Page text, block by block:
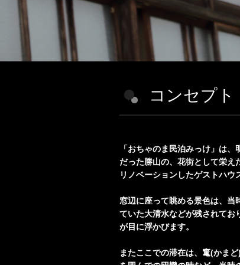
コンセプト
「おちゃのま民泊みっけ」は
だった勝山の、花街として栄え
リノベーションしたゲストハウ
窓辺に座って眺める景色は、当
ていた大清水などが残されてお
が目に浮かびます。
またここでの滞在は、竃(かま